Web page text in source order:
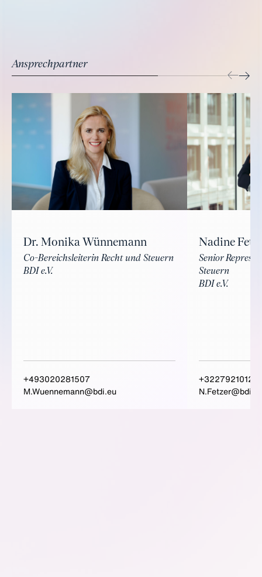
Ansprechpartner
Dr. Monika Wünnemann
Co-Bereichsleiterin Recht und Steuern
BDI e.V.
+493020281507
M.Wuennemann@bdi.eu
Nadine
Senior
Steuern
BDI e.V.
+3227921012